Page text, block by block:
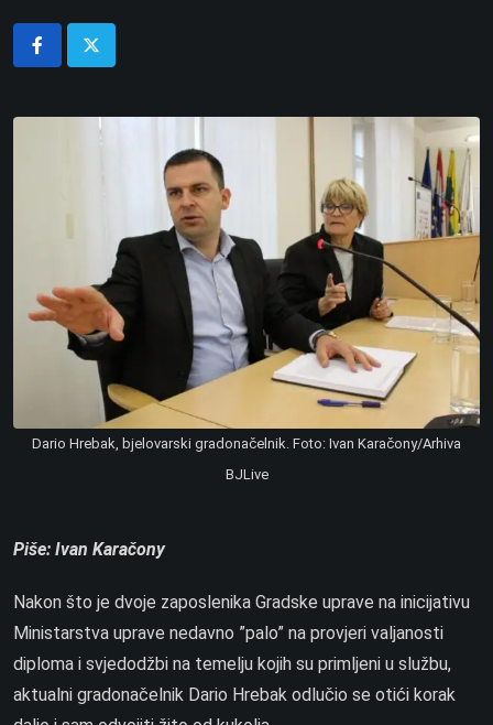
Dario Hrebak, bjelovarski gradonačelnik. Foto: Ivan Karačony/Arhiva
BJLive
Piše: Ivan Karačony
Nakon što je dvoje zaposlenika Gradske uprave na inicijativu
Ministarstva uprave nedavno ”palo” na provjeri valjanosti
diploma i svjedodžbi na temelju kojih su primljeni u službu,
aktualni gradonačelnik Dario Hrebak odlučio se otići korak